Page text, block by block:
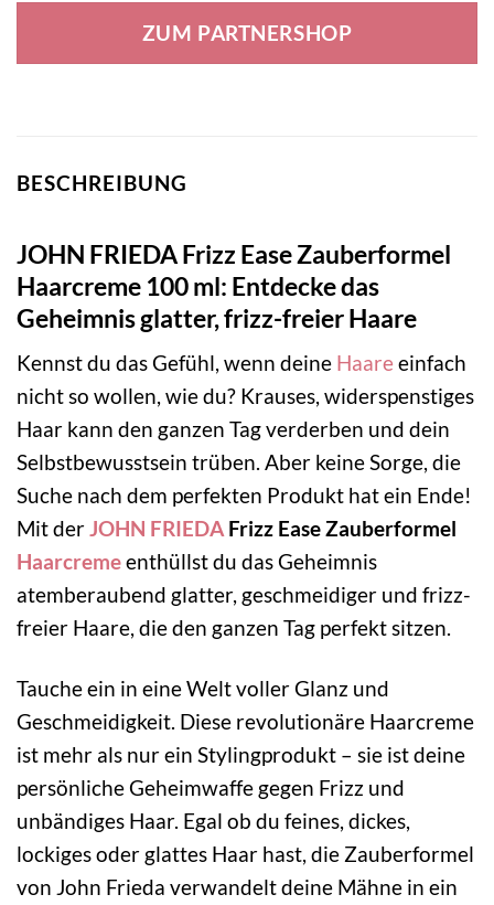
war:
7,99 €
ist:
7,19 €.
ZUM PARTNERSHOP
BESCHREIBUNG
JOHN FRIEDA Frizz Ease Zauberformel
Haarcreme 100 ml: Entdecke das
Geheimnis glatter, frizz-freier Haare
Kennst du das Gefühl, wenn deine Haareeinfach
nicht so wollen, wie du? Krauses, widerspenstiges
Haar kann den ganzen Tag verderben und dein
Selbstbewusstsein trüben. Aber keine Sorge, die
Suche nach dem perfekten Produkt hat ein Ende!
Mit derJOHN FRIEDA Frizz Ease Zauberformel
Haarcremeenthüllst du das Geheimnis
atemberaubend glatter, geschmeidiger und frizz-
freier Haare, die den ganzen Tag perfekt sitzen.
Tauche ein in eine Welt voller Glanz und
Geschmeidigkeit. Diese revolutionäre Haarcreme
ist mehr als nur ein Stylingprodukt – sie ist deine
persönliche Geheimwaffe gegen Frizz und
unbändiges Haar. Egal ob du feines, dickes,
lockiges oder glattes Haar hast, die Zauberformel
von John Frieda verwandelt deine Mähne in ein